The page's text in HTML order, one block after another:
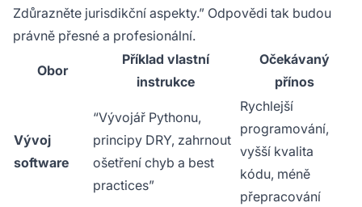
Zdůrazněte jurisdikční aspekty.” Odpovědi tak budou
právně přesné a profesionální.
Obor
Příklad vlastní
instrukce
Očekávaný
přínos
Vývoj
software
“Vývojář Pythonu,
principy DRY, zahrnout
ošetření chyb a best
practices”
Rychlejší
programování,
vyšší kvalita
kódu, méně
přepracování